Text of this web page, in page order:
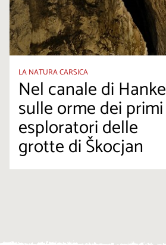
LA NATURA CARSICA
Nel canale di Hanke
sulle orme dei primi
esploratori delle
grotte di Škocjan